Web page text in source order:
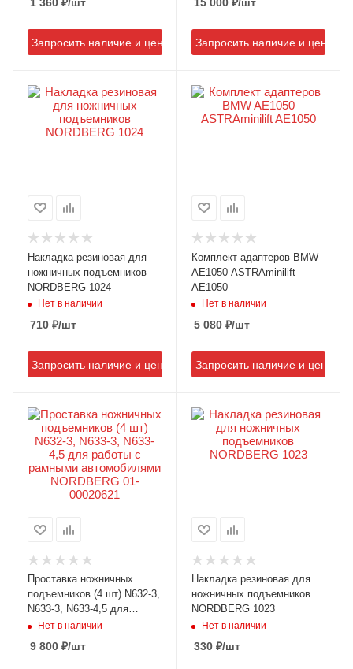
Запросить наличие и цену Запросить наличие и цену
Накладка резиновая для
ножничных подъемников
NORDBERG 1024
Нет в наличии
710 ₽/шт
Запросить наличие и цену
Комплект адаптеров BMW
AE1050 ASTRAminilift
AE1050
Нет в наличии
5 080₽/шт
Запросить наличие и цену
Проставка ножничных
подъемников (4 шт) N632-3,
N633-3, N633-4,5 для
работы с рамными
автомобилями NORDBERG
01-00020621
Нет в наличии
9 800 ₽/шт
Накладка резиновая для
ножничных подъемников
NORDBERG 1023
Нет в наличии
330₽/шт